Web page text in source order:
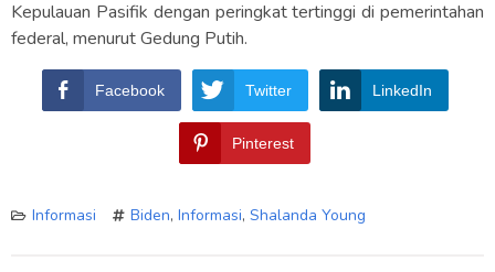
Kepulauan Pasifik dengan peringkat tertinggi di pemerintahan
federal, menurut Gedung Putih.
Facebook Twitter LinkedIn
Pinterest
Informasi Biden, Informasi, Shalanda Young